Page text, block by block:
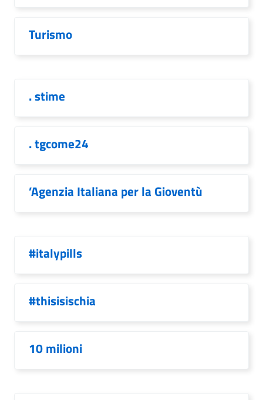
Turismo
. stime
. tgcome24
’Agenzia Italiana per la Gioventù
#italypills
#thisisischia
10 milioni